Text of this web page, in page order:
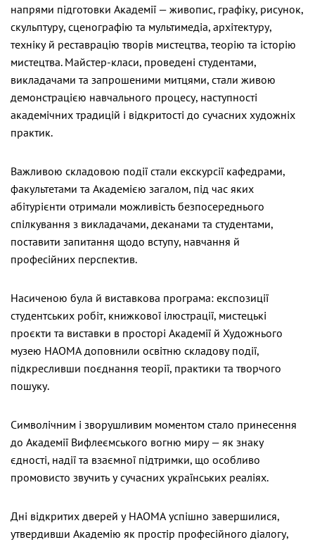
напрями підготовки Академії — живопис, графіку, рисунок,
скульптуру, сценографію та мультимедіа, архітектуру,
техніку й реставрацію творів мистецтва, теорію та історію
мистецтва. Майстер-класи, проведені студентами,
викладачами та запрошеними митцями, стали живою
демонстрацією навчального процесу, наступності
академічних традицій і відкритості до сучасних художніх
практик.
Важливою складовою події стали екскурсії кафедрами,
факультетами та Академією загалом, під час яких
абітурієнти отримали можливість безпосереднього
спілкування з викладачами, деканами та студентами,
поставити запитання щодо вступу, навчання й
професійних перспектив.
Насиченою була й виставкова програма: експозиції
студентських робіт, книжкової ілюстрації, мистецькі
проєкти та виставки в просторі Академії й Художнього
музею НАОМА доповнили освітню складову події,
підкресливши поєднання теорії, практики та творчого
пошуку.
Символічним і зворушливим моментом стало принесення
до Академії Вифлеємського вогню миру — як знаку
єдності, надії та взаємної підтримки, що особливо
промовисто звучить у сучасних українських реаліях.
Дні відкритих дверей у НАОМА успішно завершилися,
утвердивши Академію як простір професійного діалогу,